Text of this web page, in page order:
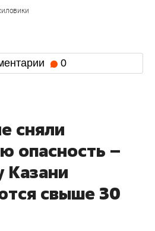
0
сняли
опасность –
Казани
свыше 30